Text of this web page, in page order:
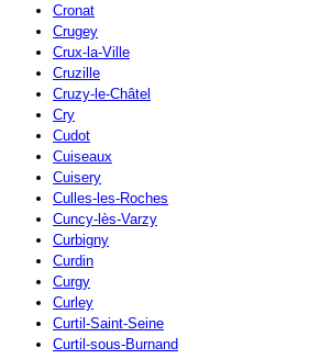
Cronat
Crugey
Crux-la-Ville
Cruzille
Cruzy-le-Châtel
Cry
Cudot
Cuiseaux
Cuisery
Culles-les-Roches
Cuncy-lès-Varzy
Curbigny
Curdin
Curgy
Curley
Curtil-Saint-Seine
Curtil-sous-Burnand